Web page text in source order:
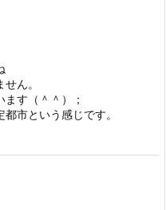
ん。
す（＾＾）；
市という感じです。